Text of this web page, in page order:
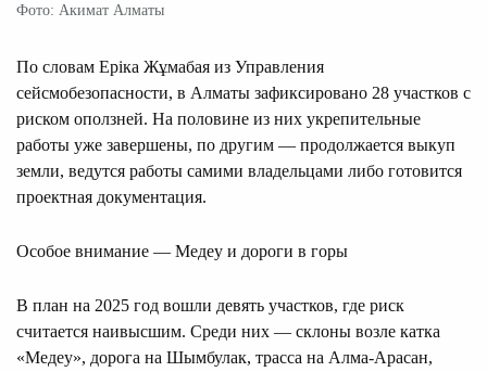
Фото: Акимат Алматы
По словам Еріка Жұмабая из Управления
сейсмобезопасности, в Алматы зафиксировано 28 участков с
риском оползней. На половине из них укрепительные
работы уже завершены, по другим — продолжается выкуп
земли, ведутся работы самими владельцами либо готовится
проектная документация.
Особое внимание — Медеу и дороги в горы
В план на 2025 год вошли девять участков, где риск
считается наивысшим. Среди них — склоны возле катка
«Медеу», дорога на Шымбулак, трасса на Алма-Арасан,